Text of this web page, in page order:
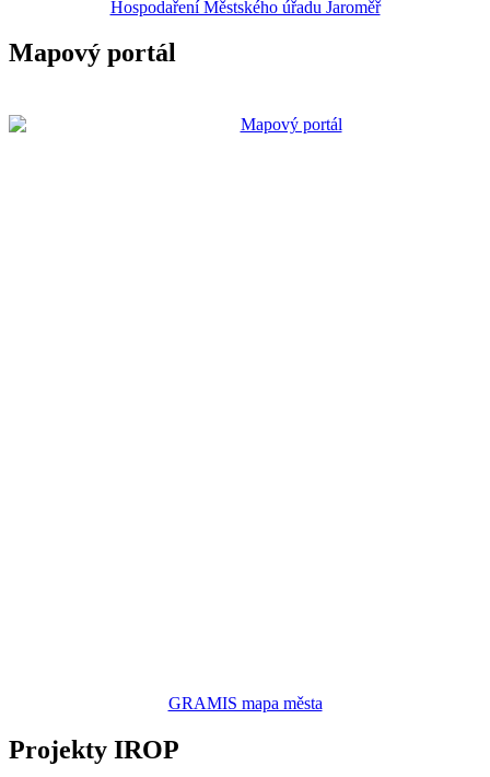
Hospodaření Městského úřadu Jaroměř
Mapový portál
GRAMIS mapa města
Projekty IROP